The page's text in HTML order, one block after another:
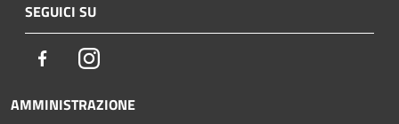
SEGUICI SU
FacebookInstagram
AMMINISTRAZIONE